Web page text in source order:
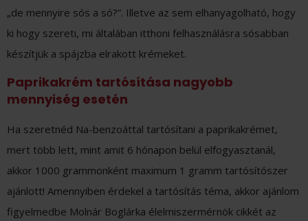
„de mennyire sós a só?”. Illetve az sem elhanyagolható, hogy
ki hogy szereti, mi általában itthoni felhasználásra sósabban
készítjük a spájzba elrakott krémeket.
Paprikakrém tartósítása nagyobb
mennyiség esetén
Ha szeretnéd Na-benzoáttal tartósítani a paprikakrémet,
mert több lett, mint amit 6 hónapon belül elfogyasztanál,
akkor 1000 grammonként maximum 1 gramm tartósítószer
ajánlott! Amennyiben érdekel a tartósítás téma, akkor ajánlom
figyelmedbe Molnár Boglárka élelmiszermérnök cikkét az